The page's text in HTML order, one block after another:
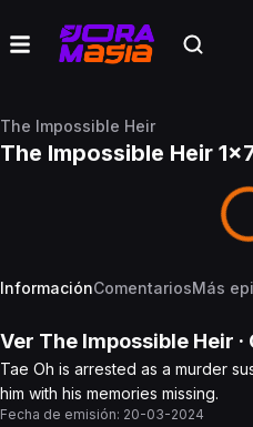
The Impossible Heir
The Impossible Heir
InformaciónComentariosMás
Ver The Impossible Heir
Tae Oh is arrested as a murder
him with his memories missing.
Fecha de emisión: 20-03-2024